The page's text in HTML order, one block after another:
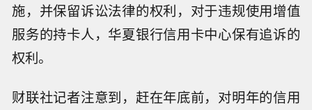
施，并保留诉讼法律的权利，对于违规使用增值
服务的持卡人，华夏银行信用卡中心保有追诉的
权利。
财联社记者注意到，赶在年底前，对明年的信用